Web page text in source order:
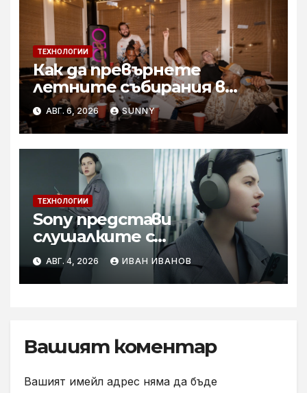
ТЕХНОЛОГИИ
Как да превърнете
летните събирания в
купон с караоке система
АВГ. 6, 2026 SUNNY
ТЕХНОЛОГИИ
Sony представи
слушалките с
шумопотискане WH-
1000XM6 в нов цвят „Olive
Gray“
АВГ. 4, 2026 ИВАН ИВАНОВ
Вашият коментар
Вашият имейл адрес няма да бъде